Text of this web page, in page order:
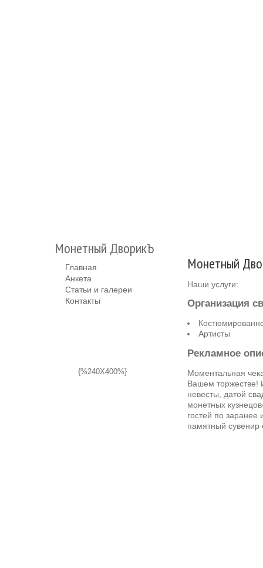
Монетный ДворикЪ
Главная
Анкета
Статьи и галереи
Контакты
{%240X400%}
Монетный
Наши услуги:
Организация
Артисты
Рекламное
Моментальная
Вашем торжестве!
невесты, датой
монетных
гостей по
памятный